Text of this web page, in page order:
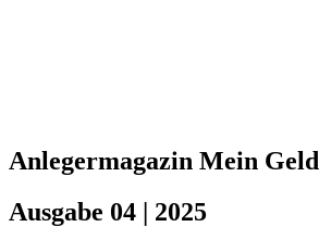
Anlegermagazin Mein Geld
Ausgabe 04 | 2025